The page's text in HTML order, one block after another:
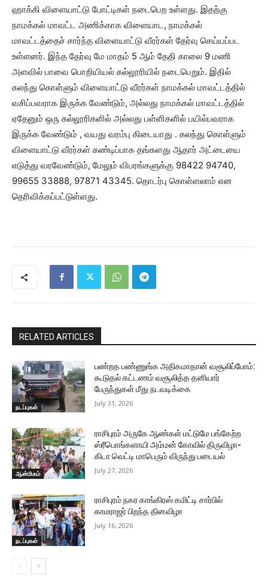
ஹாக்கி விளையாட்டு போட்டிகள் நடைபெற உள்ளது. இதற்கு
நாமக்கல் மாவட்ட அணிக்காக விளையாட, நாமக்கல்
மாவட்டத்தைச் சார்ந்த விளையாட்டு வீரர்கள் தேர்வு செய்யப்பட
உள்ளனர். இந்த தேர்வு மே மாதம் 5 ஆம் தேதி காலை 9 மணி
அளவில் பாவை பொறியியல் கல்லூரியில் நடைபெறும். இதில்
கலந்து கொள்ளும் விளையாட்டு வீரர்கள் நாமக்கல் மாவட்டத்தில்
வசிப்பவராக இருக்க வேண்டும், அல்லது நாமக்கல் மாவட்டத்தில்
ஏதேனும் ஒரு கல்லூரிகளில் அல்லது பள்ளிகளில் பயில்பவராக
இருக்க வேண்டும் , வயது வரம்பு கிடையாது . கலந்து கொள்ளும்
விளையாட்டு வீரர்கள் கண்டிப்பாக தங்களது ஆதார் அட்டையை
எடுத்து வரவேண்டும், மேலும் விபரங்களுக்கு 98422 94740,
99655 33888, 97871 43345. தொடர்பு கொள்ளலாம் என
தெரிவிக்கப்பட்டுள்ளது.
RELATED ARTICLES
நடப்புகள்
பண்றத பண்ணுங்க அதிகமாதான் வசூலிப்போம்:
கூடுதல் கட்டணம் வசூலித்த தனியார்
பேருந்துகள் மீது நடவடிக்கை
July 31, 2026
ஆன்மிகம்
ராசிபுரம் அருகே ஆண்கள் மட்டுமே பங்கேற்ற
ஸ்ரீபொங்களாயி அம்மன் கோவில் திருவிழா-
கிடா வெட்டி மாபெரும் விருந்து படையல்
July 27, 2026
நடப்புகள்
ராசிபுரம் நகர காங்கிரஸ் கமிட்டி சார்பில்
காமராஜர் பிறந்த தினவிழா
July 16, 2026